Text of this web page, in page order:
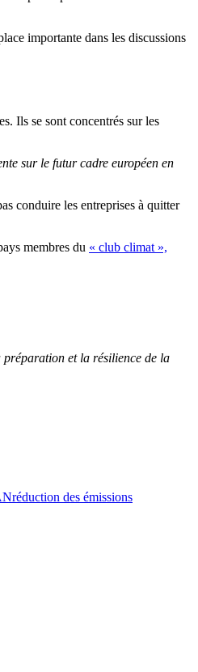
importante dans les discussions
Ils se sont concentrés sur les
sur le futur cadre européen en
conduire les entreprises à quitter
membres du « club climat »,
préparation et la résilience de la
réduction des émissions